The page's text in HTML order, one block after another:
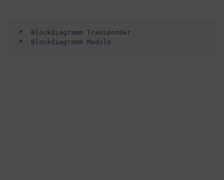
* Blockdiagramm Transponder
* Blockdiagramm Module